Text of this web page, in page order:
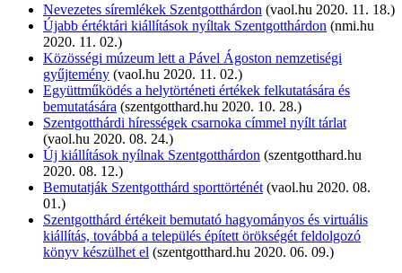
Nevezetes síremlékek Szentgotthárdon (vaol.hu 2020. 11. 18.)
Újabb értéktári kiállítások nyíltak Szentgotthárdon (nmi.hu
2020. 11. 02.)
Közösségi múzeum lett a Pável Ágoston nemzetiségi
gyűjtemény (vaol.hu 2020. 11. 02.)
Együttműködés a helytörténeti értékek felkutatására és
bemutatására (szentgotthard.hu 2020. 10. 28.)
Szentgotthárdi hírességek csarnoka címmel nyílt tárlat
(vaol.hu 2020. 08. 24.)
Új kiállítások nyílnak Szentgotthárdon (szentgotthard.hu
2020. 08. 12.)
Bemutatják Szentgotthárd sporttörténét (vaol.hu 2020. 08.
01.)
Szentgotthárd értékeit bemutató hagyományos és virtuális
kiállítás, továbbá a település épített örökségét feldolgozó
könyv készülhet el (szentgotthard.hu 2020. 06. 09.)